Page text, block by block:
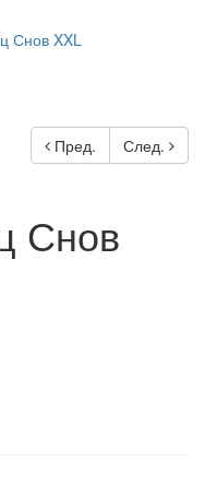
Пред. След.
Снов